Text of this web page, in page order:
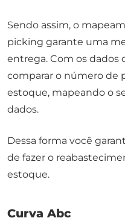
Sendo assim, o
picking garante uma
entrega. Com os dados
comparar o número de
estoque, mapeando o
dados.
Dessa forma você
de fazer o
estoque.
Curva Abc